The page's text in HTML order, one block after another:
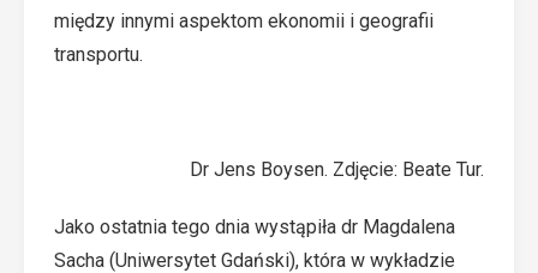
między innymi aspektom ekonomii i geografii
transportu.
Dr Jens Boysen. Zdjęcie: Beate Tur.
Jako ostatnia tego dnia wystąpiła dr Magdalena
Sacha (Uniwersytet Gdański), która w wykładzie